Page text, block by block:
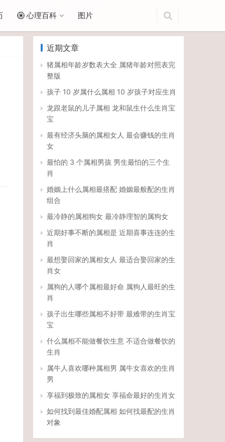
心理百科 图片
近期文章
猪属相年龄岁数表大全 属猪年龄对照表完
整版
孩子 10 岁属什么属相 10 岁孩子对应生肖
龙跟老鼠的儿子属相 龙和鼠生什么生肖宝
宝
最有经济头脑的属相女人 最会赚钱的生肖
女
最怕的 3 个属相男孩 男生最怕的三个生
肖
婚姻上什么属相最搭配 婚姻最般配的生肖
组合
最冷静的属相狗女 最冷静理智的属狗女
近期好事不断的属相是 近期喜事连连的生
肖
最想娶回家的属相女人 最适合娶回家的生
肖女
属狗的人哪个属相最好命 属狗人最旺的生
肖
孩子出生哪些属相不好带 最难带的生肖宝
宝
什么属相不能做餐饮生意 不适合做餐饮的
生肖
属牛人喜欢哪种属相男 属牛女喜欢的生肖
男
享福到极致的属相女 享福命最好的生肖女
如何找到最佳婚配属相 如何找最配的生肖
对象